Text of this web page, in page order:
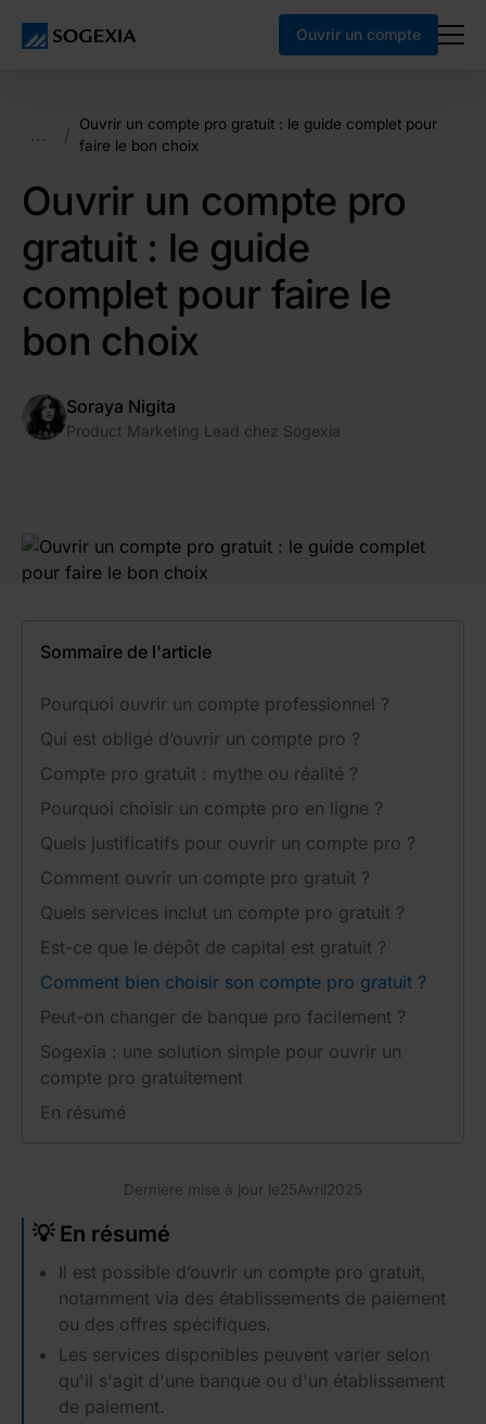
Ouvrir un compte
... /
Ouvrir un compte pro gratuit : le guide complet pour
faire le bon choix
Ouvrir un compte pro
gratuit : le guide
complet pour faire le
bon choix
Soraya Nigita
Product Marketing Lead chez Sogexia
Sommaire de l'article
Pourquoi ouvrir un compte professionnel ?
Qui est obligé d’ouvrir un compte pro ?
Compte pro gratuit : mythe ou réalité ?
Pourquoi choisir un compte pro en ligne ?
Quels justificatifs pour ouvrir un compte pro ?
Comment ouvrir un compte pro gratuit ?
Quels services inclut un compte pro gratuit ?
Est-ce que le dépôt de capital est gratuit ?
Comment bien choisir son compte pro gratuit ?
Peut-on changer de banque pro facilement ?
Sogexia : une solution simple pour ouvrir un
compte pro gratuitement
En résumé
Dernière mise à jour le25Avril2025
💡 En résumé
Il est possible d’ouvrir un compte pro gratuit,
notamment via des établissements de paiement
ou des offres spécifiques.
Les services disponibles peuvent varier selon
qu'il s'agit d'une banque ou d'un établissement
de paiement.